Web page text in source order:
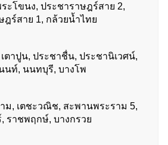
ะโขนง, ประชาราษฎร์สาย 2,
ฎร์สาย 1, กล้วยน้ำไทย
เตาปูน, ประชาชื่น, ประชานิเวศน์,
นนท์, นนทบุรี, บางโพ
ม, เตชะวณิช, สะพานพระราม 5,
ราชพฤกษ์, บางกรวย